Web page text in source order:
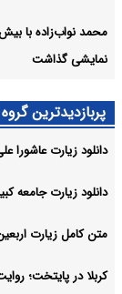
محمد نواب‌زاده با
نمایشی گذاشت
پربازدیدترین گروه
دانلود زیارت عاشورا
دانلود زیارت جامعه
متن کامل زیارت
کربلا در پایتخت؛ روایت شور